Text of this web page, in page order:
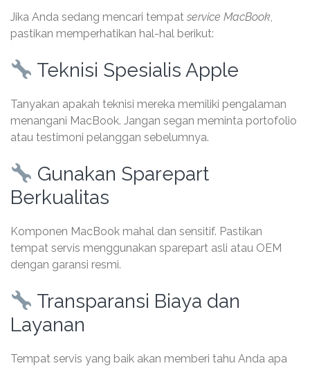
Jika Anda sedang mencari tempat service MacBook,
pastikan memperhatikan hal-hal berikut:
Teknisi Spesialis Apple
Tanyakan apakah teknisi mereka memiliki pengalaman
menangani MacBook. Jangan segan meminta portofolio
atau testimoni pelanggan sebelumnya.
Gunakan Sparepart
Berkualitas
Komponen MacBook mahal dan sensitif. Pastikan
tempat servis menggunakan sparepart asli atau OEM
dengan garansi resmi.
Transparansi Biaya dan
Layanan
Tempat servis yang baik akan memberi tahu Anda apa